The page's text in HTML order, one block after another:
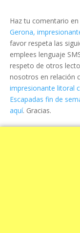
Haz tu comentario
Gerona,
favor respeta las
emplees lenguaje
respeto de otros
nosotros en relación
impresionante litoral
Escapadas fin de
aquí. Gracias.